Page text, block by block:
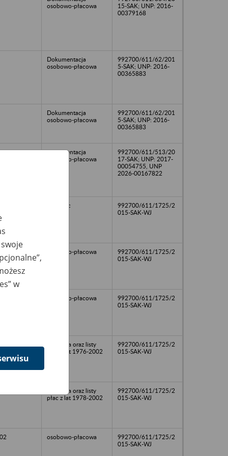
osobowo-płacowa
15-SAK; UNP: 2016-
00379168
Dokumentacja
osobowo-płacowa
992700/611/62/201
5-SAK; UNP: 2016-
00365883
Dokumentacja
osobowo-płacowa
992700/611/62/201
5-SAK; UNP: 2016-
00365883
Dokumentacja
osobowo-płacowa
992700/611/513/20
17-SAK; UNP: 2017-
00054755, UNP
2026-00167822
listy płac
992700/611/1725/2
015-SAK-WJ
osobowo-płacowa
992700/611/1725/2
015-SAK-WJ
osobowo-płacowa
992700/611/1725/2
015-SAK-WJ
osobowa oraz listy
płac z lat 1976-2002
992700/611/1725/2
015-SAK-WJ
osobowa oraz listy
płac z lat 1978-2002
992700/611/1725/2
015-SAK-WJ
osobowo-płacowa
992700/611/1725/2
015-SAK-WJ
w